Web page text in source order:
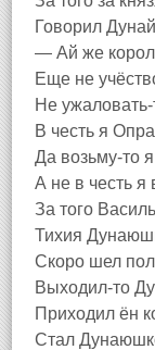
Говорил
— Ай же
Еще не
Не
В честь я
Да возьму-то
А не в честь я
За того
Тихия
Скоро шел
Выходил-то
Приходил ён
Стал